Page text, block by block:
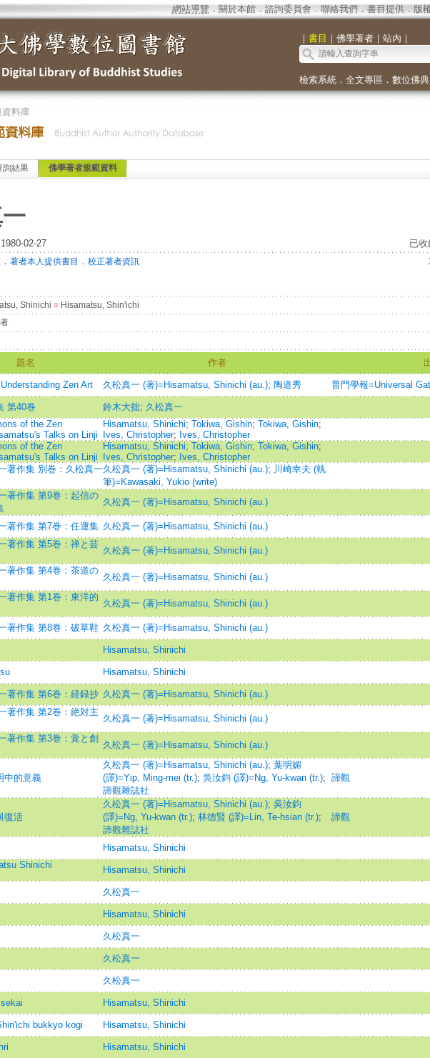
網站導覽 ． 關於本館． 諮詢委員會． 聯絡我們 ． 書目提供． 版
｜ 書目 ｜ 佛學著者｜ 站內 ｜
檢索系統． 全文專區 ． 數位佛典
料庫
詢結果 佛學著者規範資料
02-27 已收
． 著者本人提供書目 ． 校正著者資訊
Shinichi =Hisamatsu, Shin'ichi
題名 作者
Zen Art 久松真一 (著)=Hisamatsu, Shinichi (au.); 陶道秀 普門學報=Universal
第40巻 鈴木大拙; 久松真一
of the Zen
Talks on Linji
Hisamatsu, Shinichi; Tokiwa, Gishin; Tokiwa, Gishin;
Ives, Christopher; Ives, Christopher
of the Zen
Talks on Linji
Hisamatsu, Shinichi; Tokiwa, Gishin; Tokiwa, Gishin;
Ives, Christopher; Ives, Christopher
著作集 別巻：久松真一久松真一 (著)=Hisamatsu, Shinichi (au.); 川崎幸夫 (執
筆)=Kawasaki, Yukio (write)
著作集 第9巻：起信の
久松真一 (著)=Hisamatsu, Shinichi (au.)
著作集 第7巻：任運集 久松真一 (著)=Hisamatsu, Shinichi (au.)
著作集 第5巻：禅と芸
久松真一 (著)=Hisamatsu, Shinichi (au.)
著作集 第4巻：茶道の
久松真一 (著)=Hisamatsu, Shinichi (au.)
著作集 第1巻：東洋的
久松真一 (著)=Hisamatsu, Shinichi (au.)
著作集 第8巻：破草鞋 久松真一 (著)=Hisamatsu, Shinichi (au.)
Hisamatsu, Shinichi
Hisamatsu, Shinichi
著作集 第6巻：経録抄 久松真一 (著)=Hisamatsu, Shinichi (au.)
著作集 第2巻：絶対主
久松真一 (著)=Hisamatsu, Shinichi (au.)
著作集 第3巻：覚と創
久松真一 (著)=Hisamatsu, Shinichi (au.)
中的意義
久松真一 (著)=Hisamatsu, Shinichi (au.); 葉明媚
(譯)=Yip, Ming-mei (tr.); 吳汝鈞 (譯)=Ng, Yu-kwan (tr.);
諦觀雜誌社
諦觀
復活
久松真一 (著)=Hisamatsu, Shinichi (au.); 吳汝鈞
(譯)=Ng, Yu-kwan (tr.); 林德賢 (譯)=Lin, Te-hsian (tr.);
諦觀雜誌社
諦觀
Hisamatsu, Shinichi
Shinichi
Hisamatsu, Shinichi
久松真一
Hisamatsu, Shinichi
久松真一
久松真一
久松真一
Hisamatsu, Shinichi
bukkyo kogi Hisamatsu, Shinichi
Hisamatsu, Shinichi